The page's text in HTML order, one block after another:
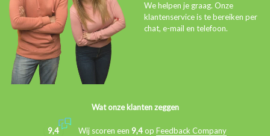
We helpen je graag. Onze
klantenservice is te bereiken per
chat, e-mail en telefoon.
Wat onze klanten zeggen
9,4 Wij scoren een 9,4op Feedback Company